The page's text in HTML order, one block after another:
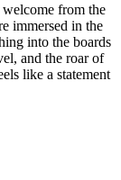
from the
immersed in the
into the boards
and the roar of
like a statement